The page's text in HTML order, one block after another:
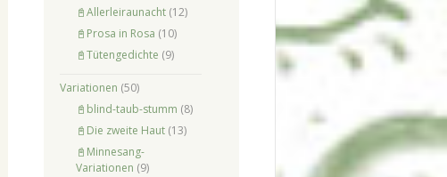
📓Allerleiraunacht(12)
📓Prosa in Rosa (10)
📓Tütengedichte (9)
Variationen (50)
📓blind-taub-stumm (8)
📓Die zweite Haut(13)
📓Minnesang-
Variationen (9)